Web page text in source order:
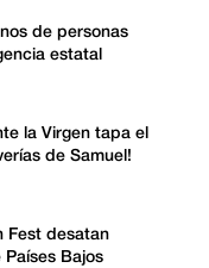
de personas
estatal
la Virgen tapa el
de Samuel!
Fest desatan
Bajos